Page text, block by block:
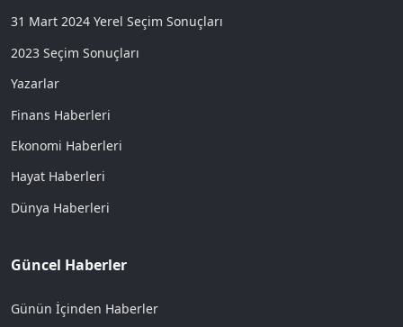
31 Mart 2024 Yerel Seçim Sonuçları
2023 Seçim Sonuçları
Yazarlar
Finans Haberleri
Ekonomi Haberleri
Hayat Haberleri
Dünya Haberleri
Güncel Haberler
Günün İçinden Haberler